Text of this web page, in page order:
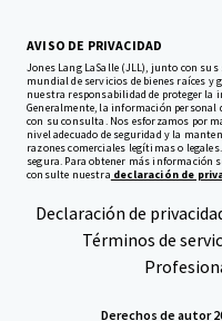
AVISO DE PRIVACIDAD
Jones Lang LaSalle (JLL), junto con
mundial de servicios de bienes raíces y
nuestra responsabilidad de proteger la
Generalmente, la información personal
con su consulta. Nos esforzamos por
nivel adecuado de seguridad y la
razones comerciales legítimas o
segura. Para obtener más información
consulte nuestra declaración de
Declaración de
Términos de
Derechos de autor